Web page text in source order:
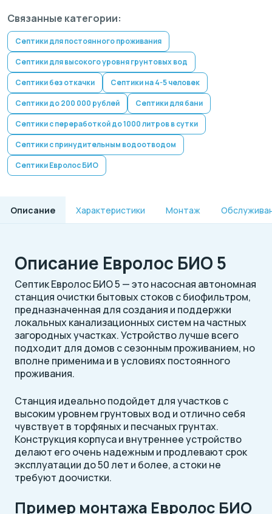
Связанные категории:
Септики для постоянного проживания
Септики для высокого уровня грунтовых вод
Септики без откачки
Септики на 4-5 человек
Септики до 200 000 рублей
Септики для бани
Септики с переработкой до 1000 литров в сутки
Септики с принудительным водоотводом
Септики Евролос БИО
Описание Характеристики Монтаж
Описание Евролос БИО 5
Септик Евролос БИО 5 — это насосная автономная
станция очистки бытовых стоков с биофильтром,
предназначенная для создания и поддержки
локальных канализационных систем на частных
загородных участках. Устройство лучше всего
подходит для домов с сезонным проживанием, но
вполне применима и в условиях постоянного
проживания.
Станция идеально подойдет для участков с
высоким уровнем грунтовых вод и отлично себя
чувствует в торфяных и песчаных грунтах.
Конструкция корпуса и внутреннее устройство
делают его очень надежным и продлевают срок
эксплуатации до 50 лет и более, а стоки не
требуют доочистки.
Пример монтажа Евролос БИО